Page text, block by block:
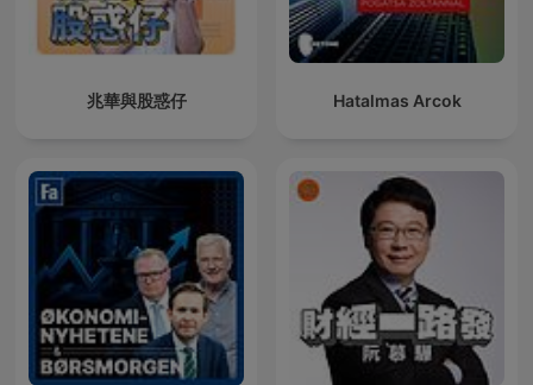
兆華與股惑仔 Hatalmas Arcok